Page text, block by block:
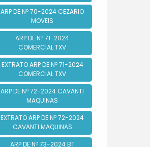
ARP DE Nº 70-2024 CEZARIO
MOVEIS
ARP DE Nº 71-2024
COMERCIAL TXV
EXTRATO ARP DE Nº 71-2024
COMERCIAL TXV
ARP DE Nº 72-2024 CAVANTI
MAQUINAS
EXTRATO ARP DE Nº 72-2024
CAVANTI MAQUINAS
ARP DE Nº 73-2024 BT